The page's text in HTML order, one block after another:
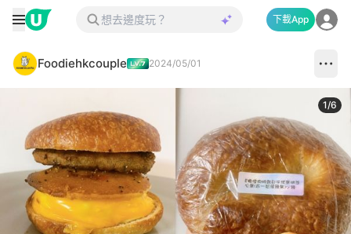
下載App
Foodiehkcouple 2024/05/01
1/6